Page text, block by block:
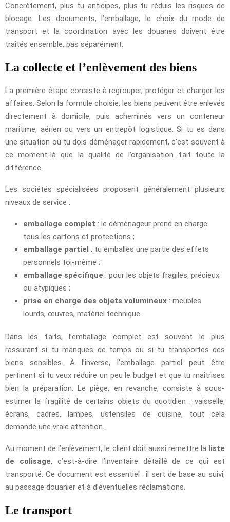
Concrètement, plus tu anticipes, plus tu réduis les risques de
blocage. Les documents, l’emballage, le choix du mode de
transport et la coordination avec les douanes doivent être
traités ensemble, pas séparément.
La collecte et l’enlèvement des biens
La première étape consiste à regrouper, protéger et charger les
affaires. Selon la formule choisie, les biens peuvent être enlevés
directement à domicile, puis acheminés vers un conteneur
maritime, aérien ou vers un entrepôt logistique. Si tu es dans
une situation où tu dois déménager rapidement, c’est souvent à
ce moment-là que la qualité de l’organisation fait toute la
différence.
Les sociétés spécialisées proposent généralement plusieurs
niveaux de service :
emballage complet : le déménageur prend en charge
tous les cartons et protections ;
emballage partiel : tu emballes une partie des effets
personnels toi-même ;
emballage spécifique : pour les objets fragiles, précieux
ou atypiques ;
prise en charge des objets volumineux : meubles
lourds, œuvres, matériel technique.
Dans les faits, l’emballage complet est souvent le plus
rassurant si tu manques de temps ou si tu transportes des
biens sensibles. À l’inverse, l’emballage partiel peut être
pertinent si tu veux réduire un peu le budget et que tu maîtrises
bien la préparation. Le piège, en revanche, consiste à sous-
estimer la fragilité de certains objets du quotidien : vaisselle,
écrans, cadres, lampes, ustensiles de cuisine, tout cela
demande une vraie attention.
Au moment de l’enlèvement, le client doit aussi remettre la liste
de colisage, c’est-à-dire l’inventaire détaillé de ce qui est
transporté. Ce document est essentiel : il sert de base au suivi,
au passage douanier et à d’éventuelles réclamations.
Le transport